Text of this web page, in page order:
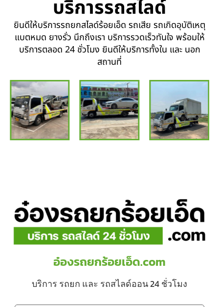
บริการรถสไลด์
ยินดีให้บริการรถยกสไลด์ร้อยเอ็ด รถเสีย รถเกิดอุบัติเหตุ
แบตหมด ยางรั่ว นึกถึงเรา บริการรวดเร็วทันใจ พร้อมให้
บริการตลอด 24 ชั่วโมง ยินดีให้บริการทั้งใน และ นอก
สถานที่
อ๋องรถยกร้อยเอ็ด.com
บริการ รถยก และ รถสไลด์ออน 24 ชั่วโมง